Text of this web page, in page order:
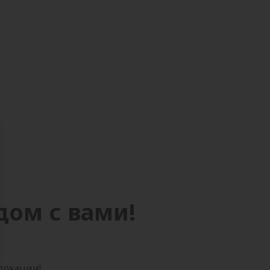
с вами!